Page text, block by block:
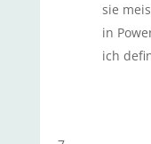
sie
in
ich